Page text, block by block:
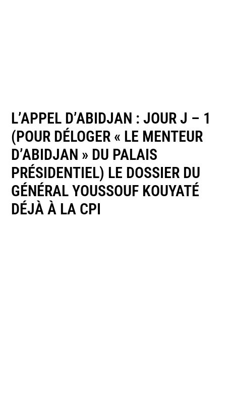
L’APPEL D’ABIDJAN : JOUR J – 1
(POUR DÉLOGER « LE MENTEUR
D’ABIDJAN » DU PALAIS
PRÉSIDENTIEL) LE DOSSIER DU
GÉNÉRAL YOUSSOUF KOUYATÉ
DÉJÀ À LA CPI